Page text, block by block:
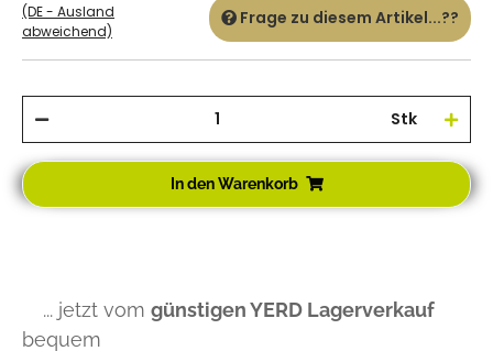
(DE - Ausland
abweichend)
Frage zu diesem Artikel...??
Stk
In den Warenkorb
... jetzt vom günstigen YERD Lagerverkauf
bequem